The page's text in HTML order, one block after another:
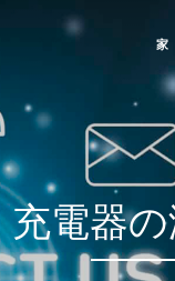
家
充電器